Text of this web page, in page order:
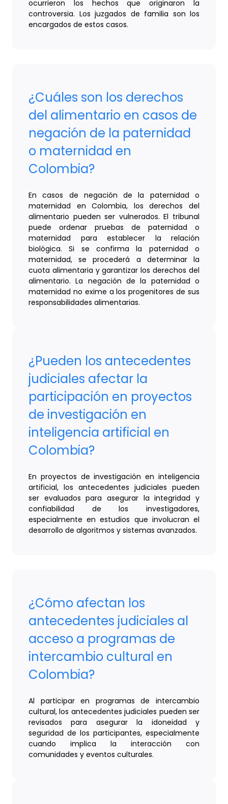
ocurrieron los hechos que originaron la
controversia. Los juzgados de familia son los
encargados de estos casos.
¿Cuáles son los derechos
del alimentario en casos de
negación de la paternidad
o maternidad en
Colombia?
En casos de negación de la paternidad o
maternidad en Colombia, los derechos del
alimentario pueden ser vulnerados. El tribunal
puede ordenar pruebas de paternidad o
maternidad para establecer la relación
biológica. Si se confirma la paternidad o
maternidad, se procederá a determinar la
cuota alimentaria y garantizar los derechos del
alimentario. La negación de la paternidad o
maternidad no exime a los progenitores de sus
responsabilidades alimentarias.
¿Pueden los antecedentes
judiciales afectar la
participación en proyectos
de investigación en
inteligencia artificial en
Colombia?
En proyectos de investigación en inteligencia
artificial, los antecedentes judiciales pueden
ser evaluados para asegurar la integridad y
confiabilidad de los investigadores,
especialmente en estudios que involucran el
desarrollo de algoritmos y sistemas avanzados.
¿Cómo afectan los
antecedentes judiciales al
acceso a programas de
intercambio cultural en
Colombia?
Al participar en programas de intercambio
cultural, los antecedentes judiciales pueden ser
revisados para asegurar la idoneidad y
seguridad de los participantes, especialmente
cuando implica la interacción con
comunidades y eventos culturales.